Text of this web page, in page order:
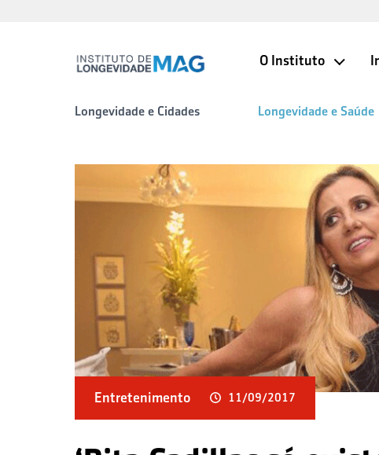
O Instituto
Longevidade e Cidades Longevidade e Saúde
Entretenimento 11/09/2017